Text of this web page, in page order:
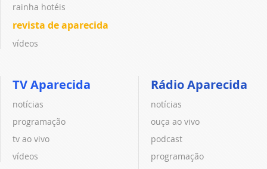
rainha hotéis
revista de aparecida
vídeos
TV Aparecida
notícias
programação
tv ao vivo
vídeos
Rádio Aparecida
notícias
ouça ao vivo
podcast
programação